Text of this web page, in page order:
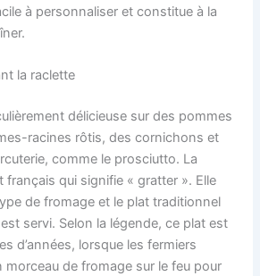
à personnaliser et constitue à la
la raclette
délicieuse sur des pommes
racines rôtis, des cornichons et
comme le prosciutto. La
français qui signifie « gratter ». Elle
de fromage et le plat traditionnel
servi. Selon la légende, ce plat est
d’années, lorsque les fermiers
morceau de fromage sur le feu pour